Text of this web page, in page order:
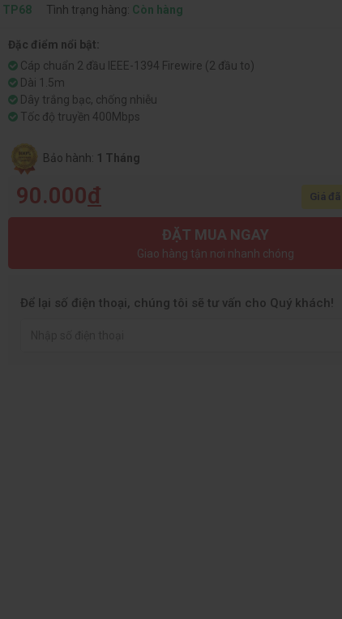
TP68 Tình trạng hàng: Còn hàng
Đặc điểm nổi bật:
Cáp chuẩn 2 đầu IEEE-1394 Firewire (2 đầu to)
Dài 1.5m
Dây trắng bạc, chống nhiễu
Tốc độ truyền 400Mbps
Bảo hành: 1 Tháng
90.000đ Giá
ĐẶT MUA NGAY
Giao hàng tận nơi nhanh chóng
Để lại số điện thoại, chúng tôi sẽ tư vấn cho Quý khách!